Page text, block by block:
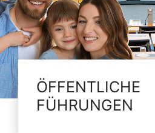
ÖFFENTLICHE
FÜHRUNGEN